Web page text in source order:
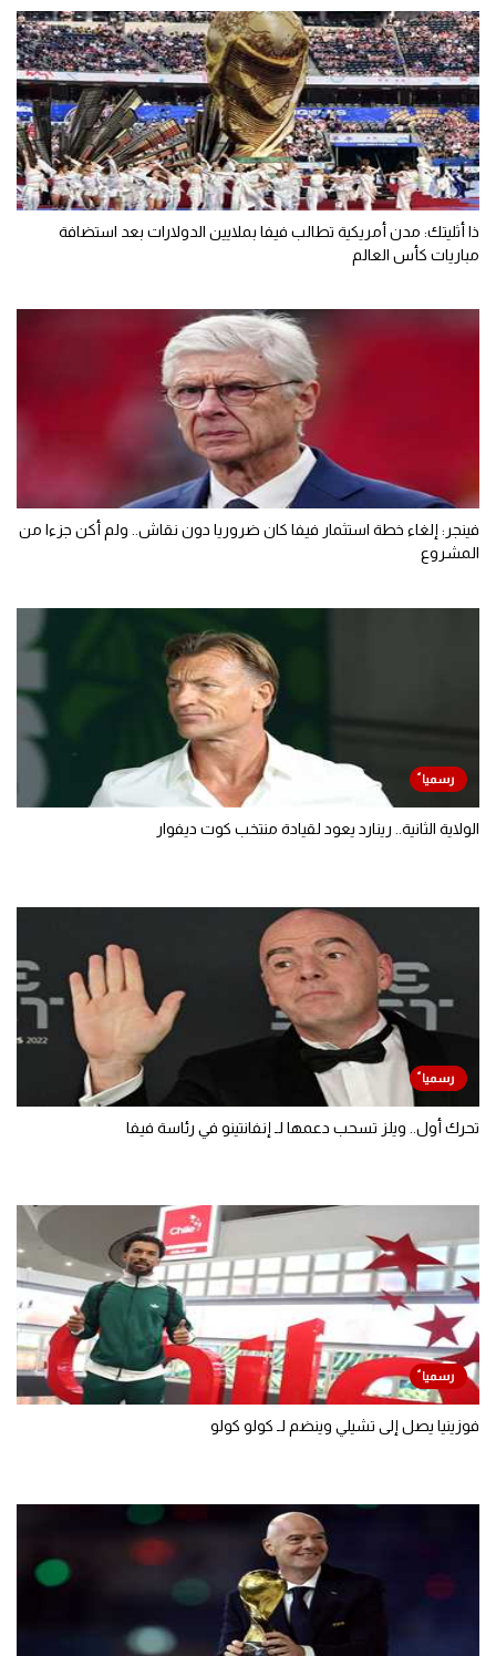
ذا أثليتك: مدن أمريكية تطالب فيفا بملايين الدولارات بعد استضافة
مباريات كأس العالم
فينجر: إلغاء خطة استثمار فيفا كان ضروريا دون نقاش.. ولم أكن جزءا من
المشروع
الولاية الثانية.. رينارد يعود لقيادة منتخب كوت ديفوار
تحرك أول.. ويلز تسحب دعمها لـ إنفانتينو في رئاسة فيفا
فوزينيا يصل إلى تشيلي وينضم لـ كولو كولو